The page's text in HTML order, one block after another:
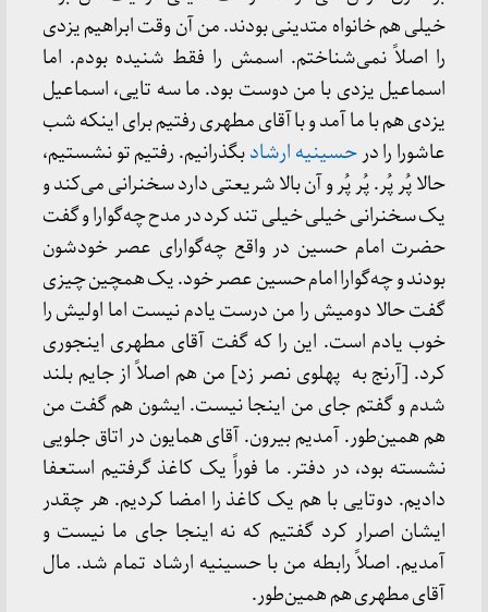
خیلی هم خانواه متدینی بودند. من آن وقت ابراهیم یزدی
را اصلاً نمی‌شناختم. اسمش را فقط شنیده بودم. اما
اسماعیل یزدی با من دوست بود. ما سه تایی، اسماعیل
یزدی هم با ما آمد و با آقای مطهری رفتیم برای اینکه شب
عاشورا را درحسینیه ارشادبگذرانیم. رفتیم تو نشستیم،
حالا پُر پُر. پُر پُر و آن بالا شریعتی دارد سخنرانی می‌کند و
یک سخنرانی خیلی خیلی تند کرد در مدح چه‌گوارا و گفت
حضرت امام حسین در واقع چه‌گوارای عصر خودشون
بودند و چه‌گوارا امام حسین عصر خود. یک همچین چیزی
گفت حالا دومیش را من درست یادم نیست اما اولیش را
خوب یادم است. این را که گفت آقای مطهری اینجوری
کرد. [آرنج به پهلوی نصر زد] من هم اصلاً از جایم بلند
شدم و گفتم جای من اینجا نیست. ایشون هم گفت من
هم همین‌طور. آمدیم بیرون. آقای همایون در اتاق جلویی
نشسته بود، در دفتر. ما فوراً یک کاغذ گرفتیم استعفا
دادیم. دوتایی با هم یک کاغذ را امضا کردیم. هر چقدر
ایشان اصرار کرد گفتیم که نه اینجا جای ما نیست و
آمدیم. اصلاً رابطه من با حسینیه ارشاد تمام شد. مال
آقای مطهری هم همین‌طور.